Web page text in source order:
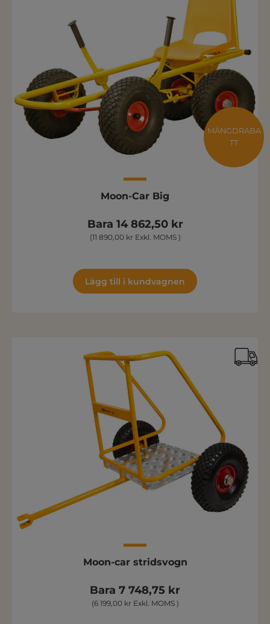
MÄNGDRABA
TT
Moon-Car Big
Bara 14 862,50 kr
(11 890,00 kr Exkl. MOMS )
Lägg till i kundvagnen
Moon-car stridsvogn
Bara 7 748,75 kr
(6 199,00 kr Exkl. MOMS )